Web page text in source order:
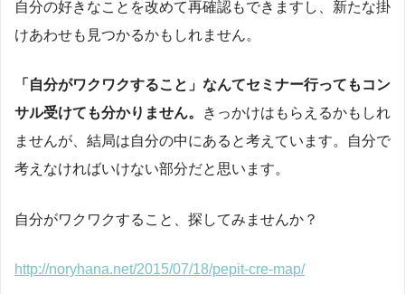
自分の好きなことを改めて再確認もできますし、新たな掛
けあわせも見つかるかもしれません。
「自分がワクワクすること」なんてセミナー行ってもコン
サル受けても分かりません。
きっかけはもらえるかもしれ
ませんが、結局は自分の中にあると考えています。自分で
考えなければいけない部分だと思います。
自分がワクワクすること、探してみませんか？
http://noryhana.net/2015/07/18/pepit-cre-map/